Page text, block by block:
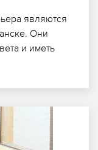
являются
Они
и иметь